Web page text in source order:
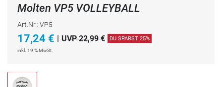
Molten VP5 VOLLEYBALL
Art.Nr.: VP5
17,24 € | UVP 22,99 € DU SPARST 25%
inkl. 19 % MwSt.